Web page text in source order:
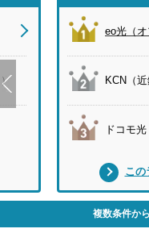
eo光（オ
KCN（
ドコモ光
この
複数条件か